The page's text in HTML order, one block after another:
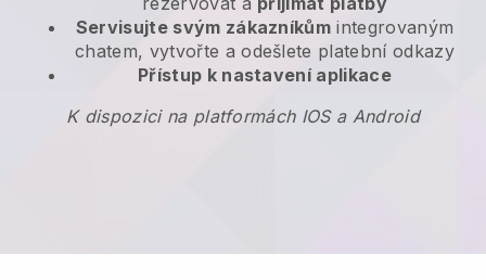
Servisujte svým zákazníkům integrovaným
chatem, vytvořte a odešlete platební odkazy
Přístup k nastavení aplikace
K dispozici na platformách IOS a Android